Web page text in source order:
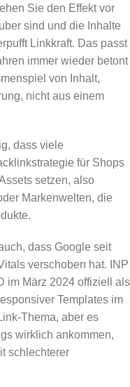
Sie den Effekt vor
sind und die Inhalte
Linkkraft. Das passt
immer wieder betont
von Inhalt,
nicht aus einem
dass viele
für Shops
setzen, also
Markenwelten, die
dass Google seit
verschoben hat. INP
im März 2024 offiziell als
Templates im
Thema, aber es
wirklich ankommen,
schlechterer